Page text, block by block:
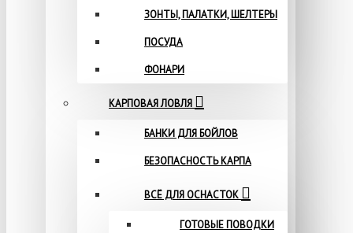
ЗОНТЫ, ПАЛАТКИ, ШЕЛТЕРЫ
ПОСУДА
ФОНАРИ
КАРПОВАЯ ЛОВЛЯ
БАНКИ ДЛЯ БОЙЛОВ
БЕЗОПАСНОСТЬ КАРПА
ВСЁ ДЛЯ ОСНАСТОК
ГОТОВЫЕ ПОВОДКИ